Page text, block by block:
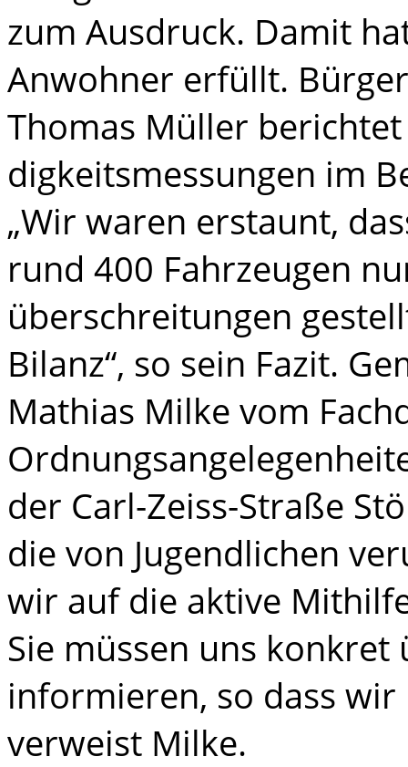
zum Ausdruck. Damit
Anwohner erfüllt.
Thomas Müller
digkeitsmessungen im
„Wir waren erstaunt,
rund 400 Fahrzeugen
überschreitungen
Bilanz“, so sein Fazit.
Mathias Milke vom
der Carl-Zeiss-Straße
die von Jugendlichen
wir auf die aktive
Sie müssen uns
informieren, so dass wir
verweist Milke.